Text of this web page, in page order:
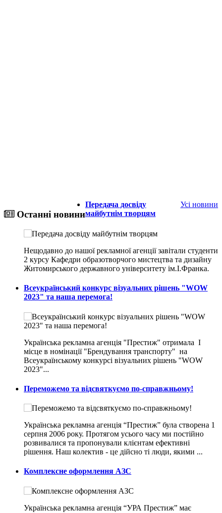
Останні новини
Усі новини
Передача досвіду
майбутнім творцям
Нещодавно до нашої рекламної агенції завітали студенти
2 курсу Кафедри образотворчого мистецтва та дизайну
Житомирського державного університету ім.І.Франка.
Всеукраїнський конкурс візуальних рішень "WOW
2023" та наша перемога!
Українська рекламна агенція "Престиж" отримала I
місце в номінації "Брендування транспорту" на
Всеукраїнському конкурсі візуальних рішень "WOW
2023"...
Переможемо та відсвяткуємо по-справжньому!
Українська рекламна агенція “Престиж” була створена 1
серпня 2006 року. Протягом усього часу ми постійно
розвивалися та пропонували клієнтам ефективні
рішення. Наш колектив - це дійсно ті люди, якими ...
Комплексне оформлення АЗС
Українська рекламна агенція “УРА Престиж” має